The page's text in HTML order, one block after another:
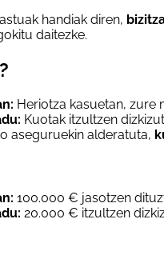
handiak diren,
daitezke.
Heriotza kasuetan, zure
Kuotak itzultzen
aseguruekin alderatuta,
100.000 € jasotzen
20.000 € itzultzen